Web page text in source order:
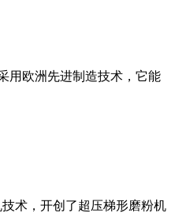
用欧洲先进制造技术，它能
术，开创了超压梯形磨粉机